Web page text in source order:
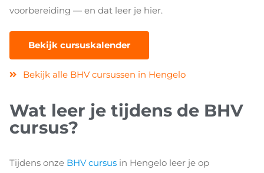
voorbereiding — en dat leer je hier.
Bekijk cursuskalender
Bekijk alle BHV cursussen in Hengelo
Wat leer je tijdens de BHV
cursus?
Tijdens onze BHV cursus in Hengelo leer je op